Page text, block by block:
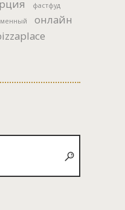
фастфуд
онлайн